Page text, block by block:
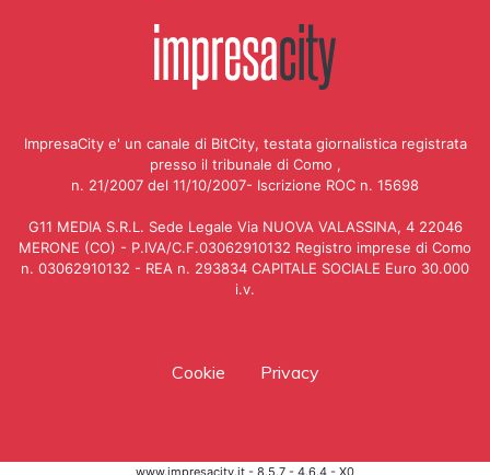
ImpresaCity e' un canale di BitCity, testata giornalistica registrata
presso il tribunale di Como ,
n. 21/2007 del 11/10/2007- Iscrizione ROC n. 15698
G11 MEDIA S.R.L. Sede Legale Via NUOVA VALASSINA, 4 22046
MERONE (CO) - P.IVA/C.F.03062910132 Registro imprese di Como
n. 03062910132 - REA n. 293834 CAPITALE SOCIALE Euro 30.000
i.v.
Cookie Privacy
www.impresacity.it - 8.5.7 - 4.6.4 - X0